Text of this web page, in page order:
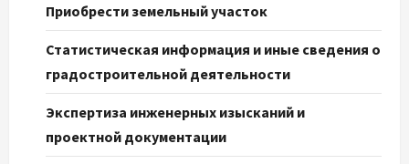
Приобрести земельный участок
Статистическая информация и иные сведения о
градостроительной деятельности
Экспертиза инженерных изысканий и
проектной документации